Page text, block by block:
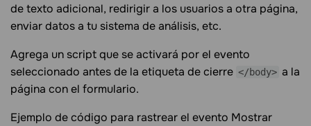
de texto adicional, redirigir a los usuarios a otra página,
enviar datos a tu sistema de análisis, etc.
Agrega un script que se activará por el evento
seleccionado antes de la etiqueta de cierre </body> a la
página con el formulario.
Ejemplo de código para rastrear el evento Mostrar